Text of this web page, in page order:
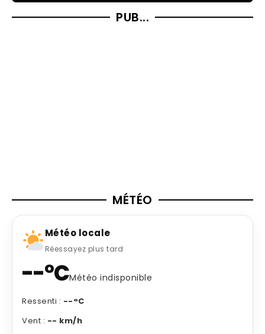
PUB...
MÉTÉO
Météo locale
Réessayez plus tard
--°CMétéo indisponible
Ressenti : --°C
Vent : -- km/h